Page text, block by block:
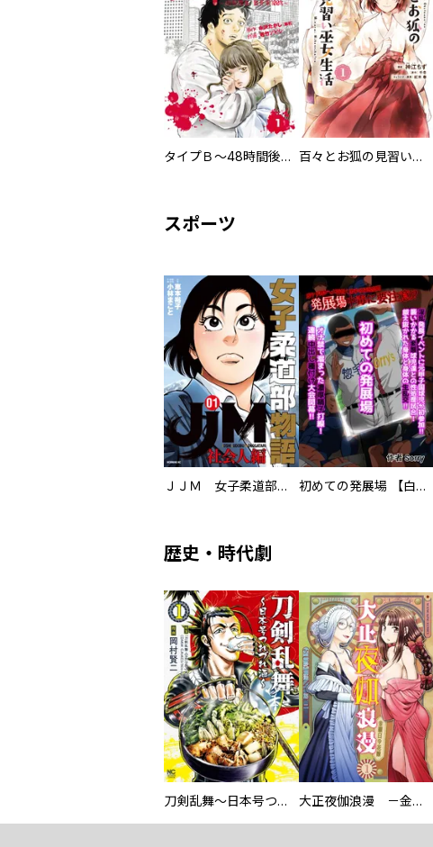
タイプＢ～48時間後、致死率100％～【単話】 百々とお狐の見習い巫女生活【単行本版】
スポーツ
ＪＪＭ 女子柔道部物語 社会人編 初めての発展場 【白抜き修正版】
歴史・時代劇
刀剣乱舞～日本号つれづれ酒～ 大正夜伽浪漫 －金曜日の花嫁—